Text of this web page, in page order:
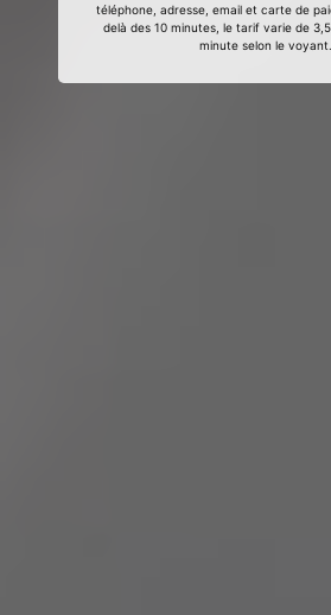
téléphone, adresse, email et carte de
delà des 10 minutes, le tarif varie de
minute selon le voyant.